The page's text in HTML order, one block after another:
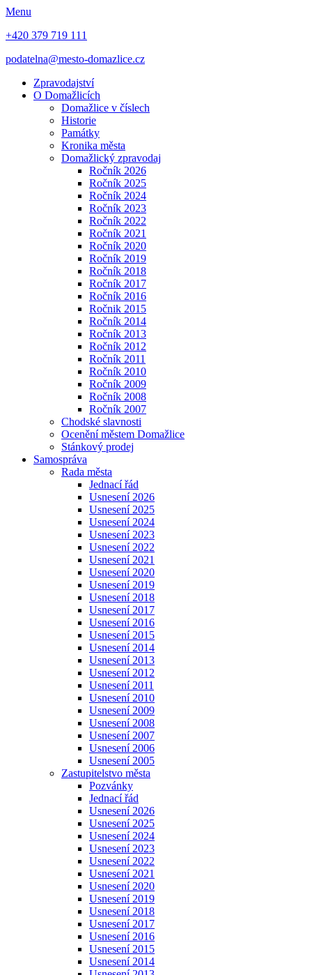
Menu
+420 379 719 111
podatelna@mesto-domazlice.cz
Zpravodajství
O Domažlicích
Domažlice v číslech
Historie
Památky
Kronika města
Domažlický zpravodaj
Ročník 2026
Ročník 2025
Ročník 2024
Ročník 2023
Ročník 2022
Ročník 2021
Ročník 2020
Ročník 2019
Ročník 2018
Ročník 2017
Ročník 2016
Ročnik 2015
Ročník 2014
Ročník 2013
Ročník 2012
Ročník 2011
Ročník 2010
Ročník 2009
Ročník 2008
Ročník 2007
Chodské slavnosti
Ocenění městem Domažlice
Stánkový prodej
Samospráva
Rada města
Jednací řád
Usnesení 2026
Usnesení 2025
Usnesení 2024
Usnesení 2023
Usnesení 2022
Usnesení 2021
Usnesení 2020
Usnesení 2019
Usnesení 2018
Usnesení 2017
Usnesení 2016
Usnesení 2015
Usnesení 2014
Usnesení 2013
Usnesení 2012
Usnesení 2011
Usnesení 2010
Usnesení 2009
Usnesení 2008
Usnesení 2007
Usnesení 2006
Usnesení 2005
Zastupitelstvo města
Pozvánky
Jednací řád
Usnesení 2026
Usnesení 2025
Usnesení 2024
Usnesení 2023
Usnesení 2022
Usnesení 2021
Usnesení 2020
Usnesení 2019
Usnesení 2018
Usnesení 2017
Usnesení 2016
Usnesení 2015
Usnesení 2014